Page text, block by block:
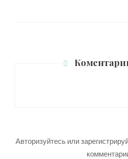
Авторизуйтесь или